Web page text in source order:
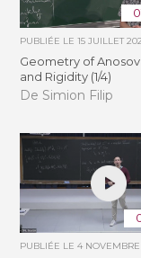
PUBLIÉE LE15 JUILLET
Geometry of
and Rigidity (1/4)
De Simion Filip
PUBLIÉE LE4